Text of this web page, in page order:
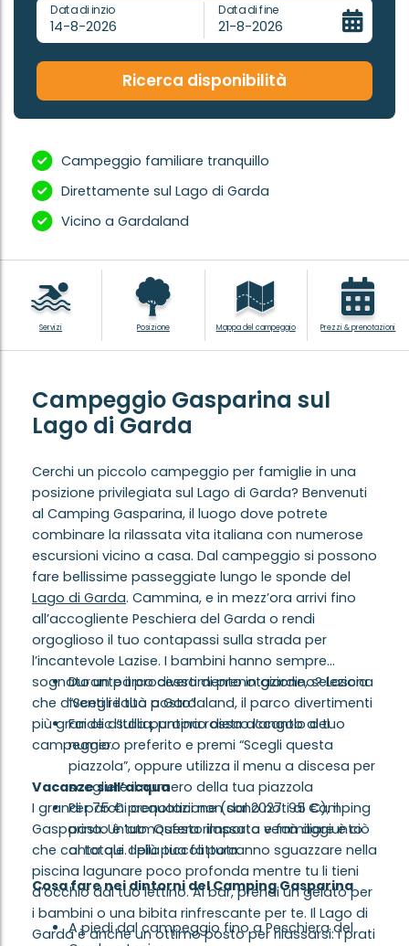
Data di inzio
14-8-2026
Data di fine
21-8-2026
Ricerca disponibilità
Campeggio familiare tranquillo
Direttamente sul Lago di Garda
Vicino a Gardaland
Servizi Posizione Mappa del campeggio Prezzi & prenotazioni
Campeggio Gasparina sul
Lago di Garda
Cerchi un piccolo campeggio per famiglie in una
posizione privilegiata sul Lago di Garda? Benvenuti
al Camping Gasparina, il luogo dove potrete
combinare la rilassata vita italiana con numerose
escursioni vicino a casa. Dal campeggio si possono
fare bellissime passeggiate lungo le sponde del
Lago di Garda. Cammina, e in mezz’ora arrivi fino
all’accogliente Peschiera del Garda o rendi
orgoglioso il tuo contapassi sulla strada per
l’incantevole Lazise. I bambini hanno sempre
sognato un parco divertimento in giardino? Lascia
che diventi realtà a Gardaland, il parco divertimenti
più grande d’Italia, proprio dietro l’angolo del
campeggio.
Vacanze sull’acqua
I grandi parchi acquatici non sono noti al Camping
Gasparina. Un’atmosfera rilassata e familiare è ciò
che conta qui. I più piccoli potranno sguazzare nella
piscina lagunare poco profonda mentre tu li tieni
d’occhio dal tuo lettino. Al bar, prendi un gelato per
i bambini o una bibita rinfrescante per te. Il Lago di
Garda è anche un ottimo posto per rilassarsi: i prati
Durante il processo di prenotazione, seleziona
“Scegli il tuo posto”
Fai clic sulla puntina rossa accanto al tuo
numero preferito e premi “Scegli questa
piazzola”, oppure utilizza il menu a discesa per
scegliere il numero della tua piazzola
Per 75 € prenotazione (dal 2027: 95 €), il
posto è tuo. Questo importo verrà aggiunto
al totale della tua fattura.
Cosa fare nei dintorni del Camping Gasparina
A piedi dal campeggio fino a Peschiera del